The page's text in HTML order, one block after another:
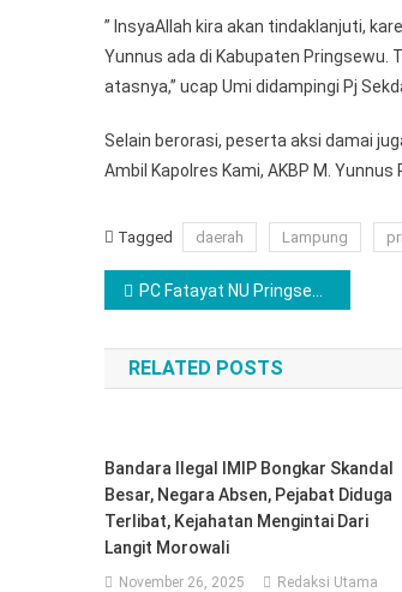
” InsyaAllah kira akan tindaklanjuti,
Yunnus ada di Kabupaten Pringsewu.
atasnya,” ucap Umi didampingi Pj
Selain berorasi, peserta aksi damai
Ambil Kapolres Kami, AKBP M. Yunnus
Tagged daerah Lampung
Navigasi
pos
PC Fatayat NU Pringsewu Bagikan Ribuan Takjil Gratis
RELATED POSTS
Bandara Ilegal IMIP Bongkar Skandal
Besar, Negara Absen, Pejabat Diduga
Terlibat, Kejahatan Mengintai Dari
Langit Morowali
November 26, 2025 Redaksi Utama